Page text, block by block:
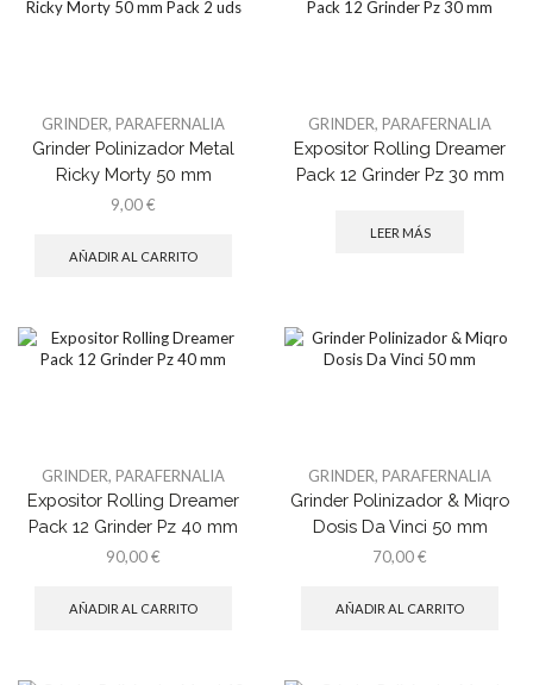
GRINDER, PARAFERNALIA
Grinder Polinizador Metal
Ricky Morty 50 mm
9,00€
AÑADIR AL CARRITO
GRINDER, PARAFERNALIA
Expositor Rolling Dreamer
Pack 12 Grinder Pz 30 mm
LEER MÁS
GRINDER, PARAFERNALIA
Expositor Rolling Dreamer
Pack 12 Grinder Pz 40 mm
90,00€
AÑADIR AL CARRITO
GRINDER, PARAFERNALIA
Grinder Polinizador & Miqro
Dosis Da Vinci 50 mm
70,00€
AÑADIR AL CARRITO